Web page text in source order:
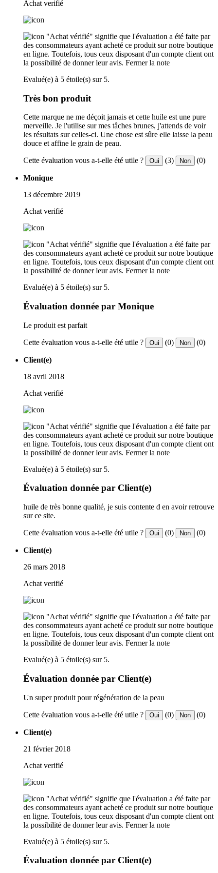
Achat verifié
"Achat vérifié" signifie que l'évaluation a été faite par
des consommateurs ayant acheté ce produit sur notre boutique
en ligne. Toutefois, tous ceux disposant d'un compte client ont
la possibilité de donner leur avis. Fermer la note
Evalué(e) à 5 étoile(s) sur 5.
Très bon produit
Cette marque ne me déçoit jamais et cette huile est une pure
merveille. Je l'utilise sur mes tâches brunes, j'attends de voir
les résultats sur celles-ci. Une chose est sûre elle laisse la peau
douce et affine le grain de peau.
Cette évaluation vous a-t-elle été utile ? Oui (3) Non (0)
Monique
13 décembre 2019
Achat verifié
"Achat vérifié" signifie que l'évaluation a été faite par
des consommateurs ayant acheté ce produit sur notre boutique
en ligne. Toutefois, tous ceux disposant d'un compte client ont
la possibilité de donner leur avis. Fermer la note
Evalué(e) à 5 étoile(s) sur 5.
Évaluation donnée par Monique
Le produit est parfait
Cette évaluation vous a-t-elle été utile ? Oui (0) Non (0)
Client(e)
18 avril 2018
Achat verifié
"Achat vérifié" signifie que l'évaluation a été faite par
des consommateurs ayant acheté ce produit sur notre boutique
en ligne. Toutefois, tous ceux disposant d'un compte client ont
la possibilité de donner leur avis. Fermer la note
Evalué(e) à 5 étoile(s) sur 5.
Évaluation donnée par Client(e)
huile de très bonne qualité, je suis contente d en avoir retrouve
sur ce site.
Cette évaluation vous a-t-elle été utile ? Oui (0) Non (0)
Client(e)
26 mars 2018
Achat verifié
"Achat vérifié" signifie que l'évaluation a été faite par
des consommateurs ayant acheté ce produit sur notre boutique
en ligne. Toutefois, tous ceux disposant d'un compte client ont
la possibilité de donner leur avis. Fermer la note
Evalué(e) à 5 étoile(s) sur 5.
Évaluation donnée par Client(e)
Un super produit pour régénération de la peau
Cette évaluation vous a-t-elle été utile ? Oui (0) Non (0)
Client(e)
21 février 2018
Achat verifié
"Achat vérifié" signifie que l'évaluation a été faite par
des consommateurs ayant acheté ce produit sur notre boutique
en ligne. Toutefois, tous ceux disposant d'un compte client ont
la possibilité de donner leur avis. Fermer la note
Evalué(e) à 5 étoile(s) sur 5.
Évaluation donnée par Client(e)